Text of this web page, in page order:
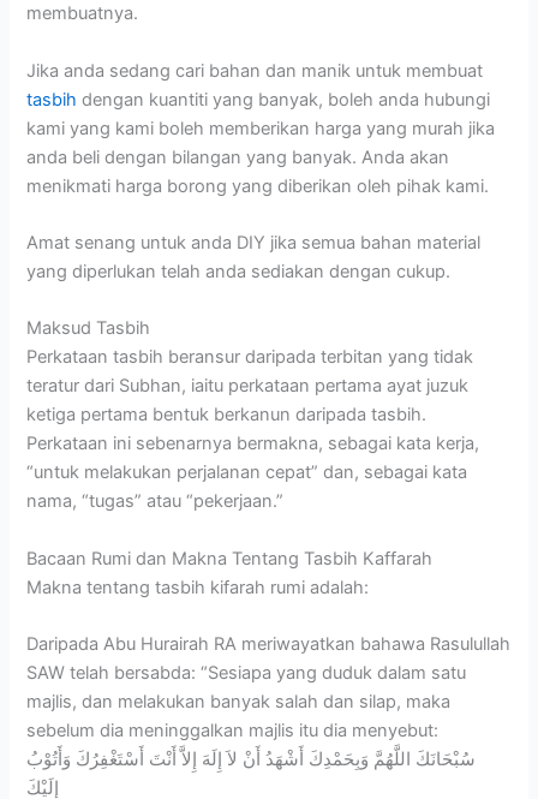
membuatnya.
Jika anda sedang cari bahan dan manik untuk membuat
tasbih dengan kuantiti yang banyak, boleh anda hubungi
kami yang kami boleh memberikan harga yang murah jika
anda beli dengan bilangan yang banyak. Anda akan
menikmati harga borong yang diberikan oleh pihak kami.
Amat senang untuk anda DIY jika semua bahan material
yang diperlukan telah anda sediakan dengan cukup.
Maksud Tasbih
Perkataan tasbih beransur daripada terbitan yang tidak
teratur dari Subhan, iaitu perkataan pertama ayat juzuk
ketiga pertama bentuk berkanun daripada tasbih.
Perkataan ini sebenarnya bermakna, sebagai kata kerja,
“untuk melakukan perjalanan cepat” dan, sebagai kata
nama, “tugas” atau “pekerjaan.”
Bacaan Rumi dan Makna Tentang Tasbih Kaffarah
Makna tentang tasbih kifarah rumi adalah:
Daripada Abu Hurairah RA meriwayatkan bahawa Rasulullah
SAW telah bersabda: “Sesiapa yang duduk dalam satu
majlis, dan melakukan banyak salah dan silap, maka
sebelum dia meninggalkan majlis itu dia menyebut:
سُبْحَانَكَ اللَّهُمَّ وَبِحَمْدِكَ أَشْهَدُ أَنْ لاَ إِلَهَ إِلاَّ أَنْتَ أَسْتَغْفِرُكَ وَأَتُوْبُ
إِلَيْكَ